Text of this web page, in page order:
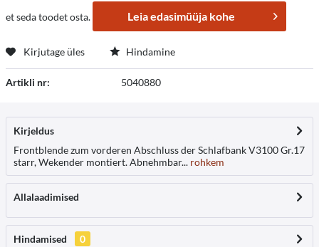
et seda toodet osta.
Leia edasimüüja kohe
Kirjutage üles Hindamine
Artikli nr: 5040880
Kirjeldus
Frontblende zum vorderen Abschluss der Schlafbank V3100 Gr.17
starr, Wekender montiert. Abnehmbar... rohkem
Allalaadimised
Hindamised
0